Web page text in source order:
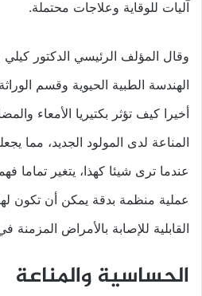
آليات للوقاية وعلاجات محتملة.
وقال المؤلف الرئيسي الدكتور
الهندسة الطبية الحيوية وقسم
أخيرا كيف تؤثر بكتيريا الأمعاء
المناعة لدى المولود الجديد، مما
عندما ترى شيئا كهذا، يتغير تماما
عملية منظمة بدقة يمكن أن تكون
القابلية للإصابة بالأمراض المزمنة
الحساسية والمناعة